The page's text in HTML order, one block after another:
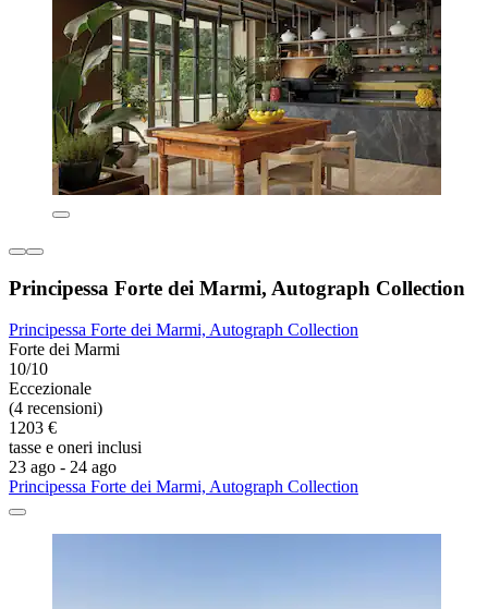
Principessa Forte dei Marmi, Autograph Collection
Principessa Forte dei Marmi, Autograph Collection
Forte dei Marmi
10/10
Eccezionale
(4 recensioni)
1203 €
tasse e oneri inclusi
23 ago - 24 ago
Principessa Forte dei Marmi, Autograph Collection